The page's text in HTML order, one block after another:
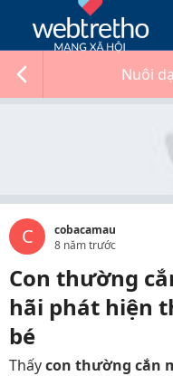
Nuôi
C
cobacamau
8 năm trước
Con thường
hãi phát hiện
bé
Thấycon thường cắn